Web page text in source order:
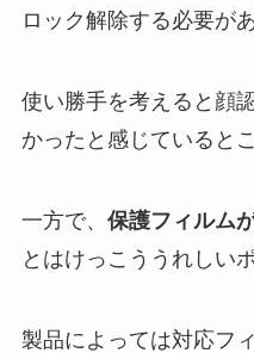
ロック解除する必要が
使い勝手を考えると顔
かったと感じていると
一方で、 保護フィルム
とはけっこううれしい
製品によっては対応フ